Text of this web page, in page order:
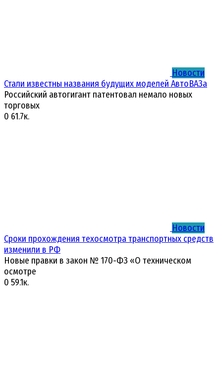
Новости
Стали известны названия будущих моделей АвтоВАЗа
Российский автогигант патентовал немало новых
торговых
0 61.7к.
Новости
Сроки прохождения техосмотра транспортных средств
изменили в РФ
Новые правки в закон № 170-ФЗ «О техническом
осмотре
0 59.1к.